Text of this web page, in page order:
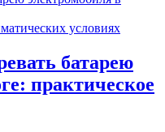
условиях
батарею
практическое